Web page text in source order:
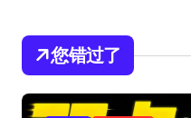
您错过了